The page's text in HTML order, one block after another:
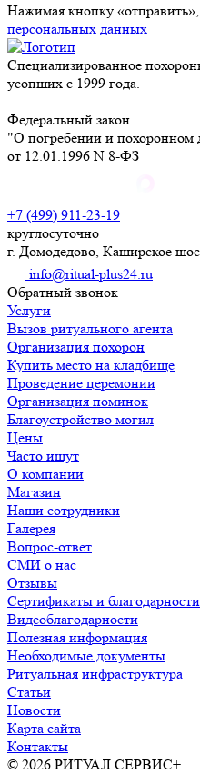
Нажимая кнопку «отправить»,
персональных данных
Специализированное
усопших с 1999 года.
Федеральный закон
"О погребении и похоронном
от 12.01.1996 N 8-ФЗ
+7 (499) 911-23-19
круглосуточно
г. Домодедово, Каширское
info@ritual-plus24.ru
Обратный звонок
Услуги
Вызов ритуального агента
Организация похорон
Купить место на кладбище
Проведение церемонии
Организация поминок
Благоустройство могил
Цены
Часто ищут
О компании
Магазин
Наши сотрудники
Галерея
Вопрос-ответ
СМИ о нас
Отзывы
Сертификаты и благодарности
Видеоблагодарности
Полезная информация
Необходимые документы
Ритуальная инфраструктура
Статьи
Новости
Карта сайта
Контакты
© 2026 РИТУАЛ СЕРВИС+